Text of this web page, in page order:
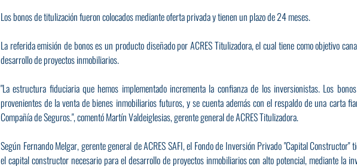
Los bonos de titulización fueron colocados mediante oferta privada y tienen un plazo de 24 meses.
La referida emisión de bonos es un producto diseñado por ACRES Titulizadora, el cual tiene como objetivo
desarrollo de proyectos inmobiliarios.
"La estructura fiduciaria que hemos implementado incrementa la confianza de los inversionistas. Los
provenientes de la venta de bienes inmobiliarios futuros, y se cuenta además con el respaldo de una carta
Compañía de Seguros.", comentó Martín Valdeiglesias, gerente general de ACRES Titulizadora.
Según Fernando Melgar, gerente general de ACRES SAFI, el Fondo de Inversión Privado "Capital Constructor"
el capital constructor necesario para el desarrollo de proyectos inmobiliarios con alto potencial, mediante la